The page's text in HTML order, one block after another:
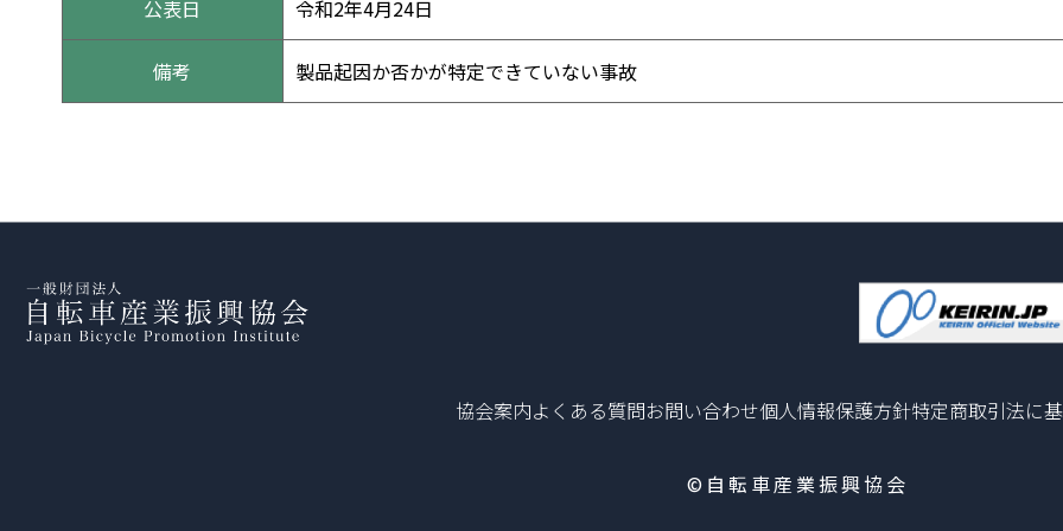
公表日 令和2年4月24日
備考 製品起因か否かが特定できていない事故
協会案内よくある質問お問い合わせ個人情報保護方針特定商取引法に
©自転車産業振興協会